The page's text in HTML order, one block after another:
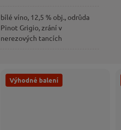
bílé víno, 12,5 % obj., odrůda
Pinot Grigio, zrání v
nerezových tancích
Výhodné balení